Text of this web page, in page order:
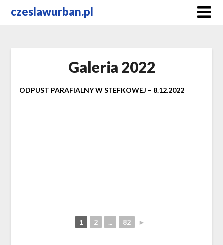
czeslawurban.pl
Galeria 2022
ODPUST PARAFIALNY W STEFKOWEJ – 8.12.2022
1 2 ... 82 ►